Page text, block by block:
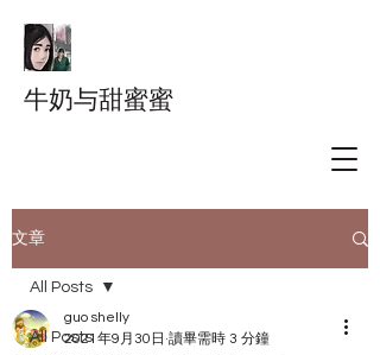
牛奶与甜蜜蜜
文章
All Posts
All Posts
guo shelly
2021年9月30日 讀畢需時 3 分鐘